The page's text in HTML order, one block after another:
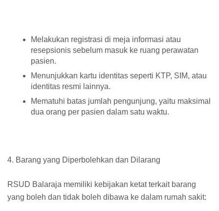
Melakukan registrasi di meja informasi atau
resepsionis sebelum masuk ke ruang perawatan
pasien.
Menunjukkan kartu identitas seperti KTP, SIM, atau
identitas resmi lainnya.
Mematuhi batas jumlah pengunjung, yaitu maksimal
dua orang per pasien dalam satu waktu.
4. Barang yang Diperbolehkan dan Dilarang
RSUD Balaraja memiliki kebijakan ketat terkait barang
yang boleh dan tidak boleh dibawa ke dalam rumah sakit: